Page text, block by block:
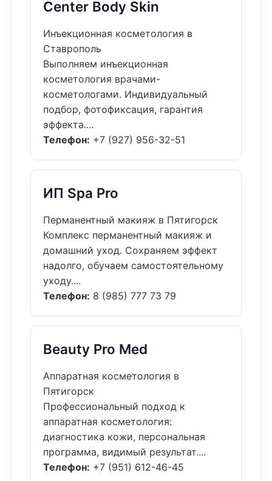
Center Body Skin
Инъекционная косметология в
Ставрополь
Выполняем инъекционная
косметология врачами-
косметологами. Индивидуальный
подбор, фотофиксация, гарантия
эффекта....
Телефон: +7 (927) 956-32-51
ИП Spa Pro
Перманентный макияж в Пятигорск
Комплекс перманентный макияж и
домашний уход. Сохраняем эффект
надолго, обучаем самостоятельному
уходу....
Телефон: 8 (985) 777 73 79
Beauty Pro Med
Аппаратная косметология в
Пятигорск
Профессиональный подход к
аппаратная косметология:
диагностика кожи, персональная
программа, видимый результат....
Телефон: +7 (951) 612-46-45